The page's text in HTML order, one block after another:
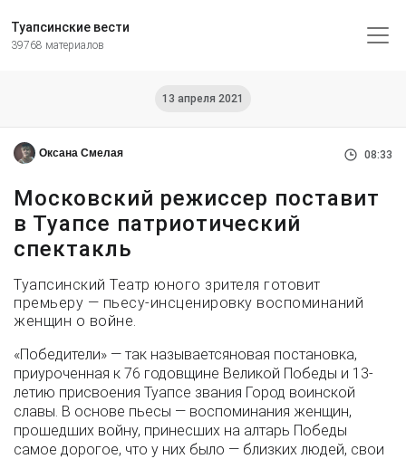
Туапсинские вести
39768 материалов
13 апреля 2021
Оксана Смелая 08:33
Московский режиссер поставит
в Туапсе патриотический
спектакль
Туапсинский Театр юного зрителя готовит
премьеру — пьесу-инсценировку воспоминаний
женщин о войне.
«Победители» — так называетсяновая постановка,
приуроченная к 76 годовщине Великой Победы и 13-
летию присвоения Туапсе звания Город воинской
славы. В основе пьесы — воспоминания женщин,
прошедших войну, принесших на алтарь Победы
самое дорогое, что у них было — близких людей, свои